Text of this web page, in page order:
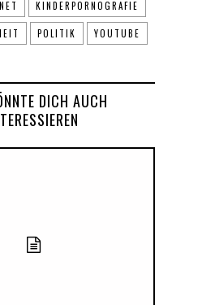
KINDERPORNOGRAFIE
POLITIK YOUTUBE
DICH AUCH